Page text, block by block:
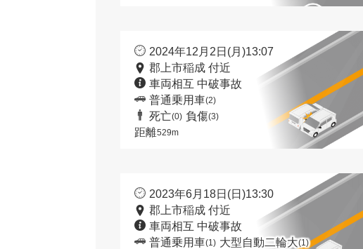
2024年12月2日(月)13:07
郡上市稲成 付近
車両相互 中破事故
普通乗用車(2)
死亡(0) 負傷(3)
距離529m
2023年6月18日(日)13:30
郡上市稲成 付近
車両相互 中破事故
普通乗用車(1) 大型自動二輪大(1)